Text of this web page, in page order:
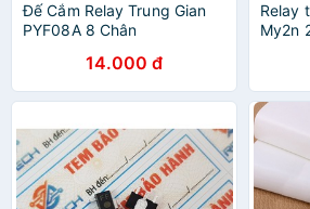
Đế Cắm Relay Trung Gian
PYF08A 8 Chân
14.000 đ
Relay
My2n